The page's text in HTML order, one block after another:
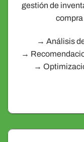
gestión de
→ Análisis
→
→